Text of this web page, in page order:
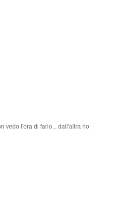
vedo l'ora di farlo... dall'altra ho